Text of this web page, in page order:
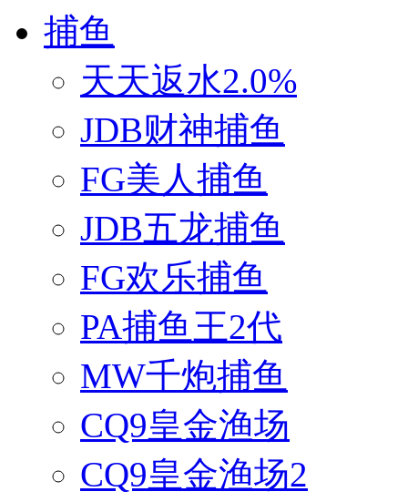
捕鱼
天天返水2.0%
JDB财神捕鱼
FG美人捕鱼
JDB五龙捕鱼
FG欢乐捕鱼
PA捕鱼王2代
MW千炮捕鱼
CQ9皇金渔场
CQ9皇金渔场2